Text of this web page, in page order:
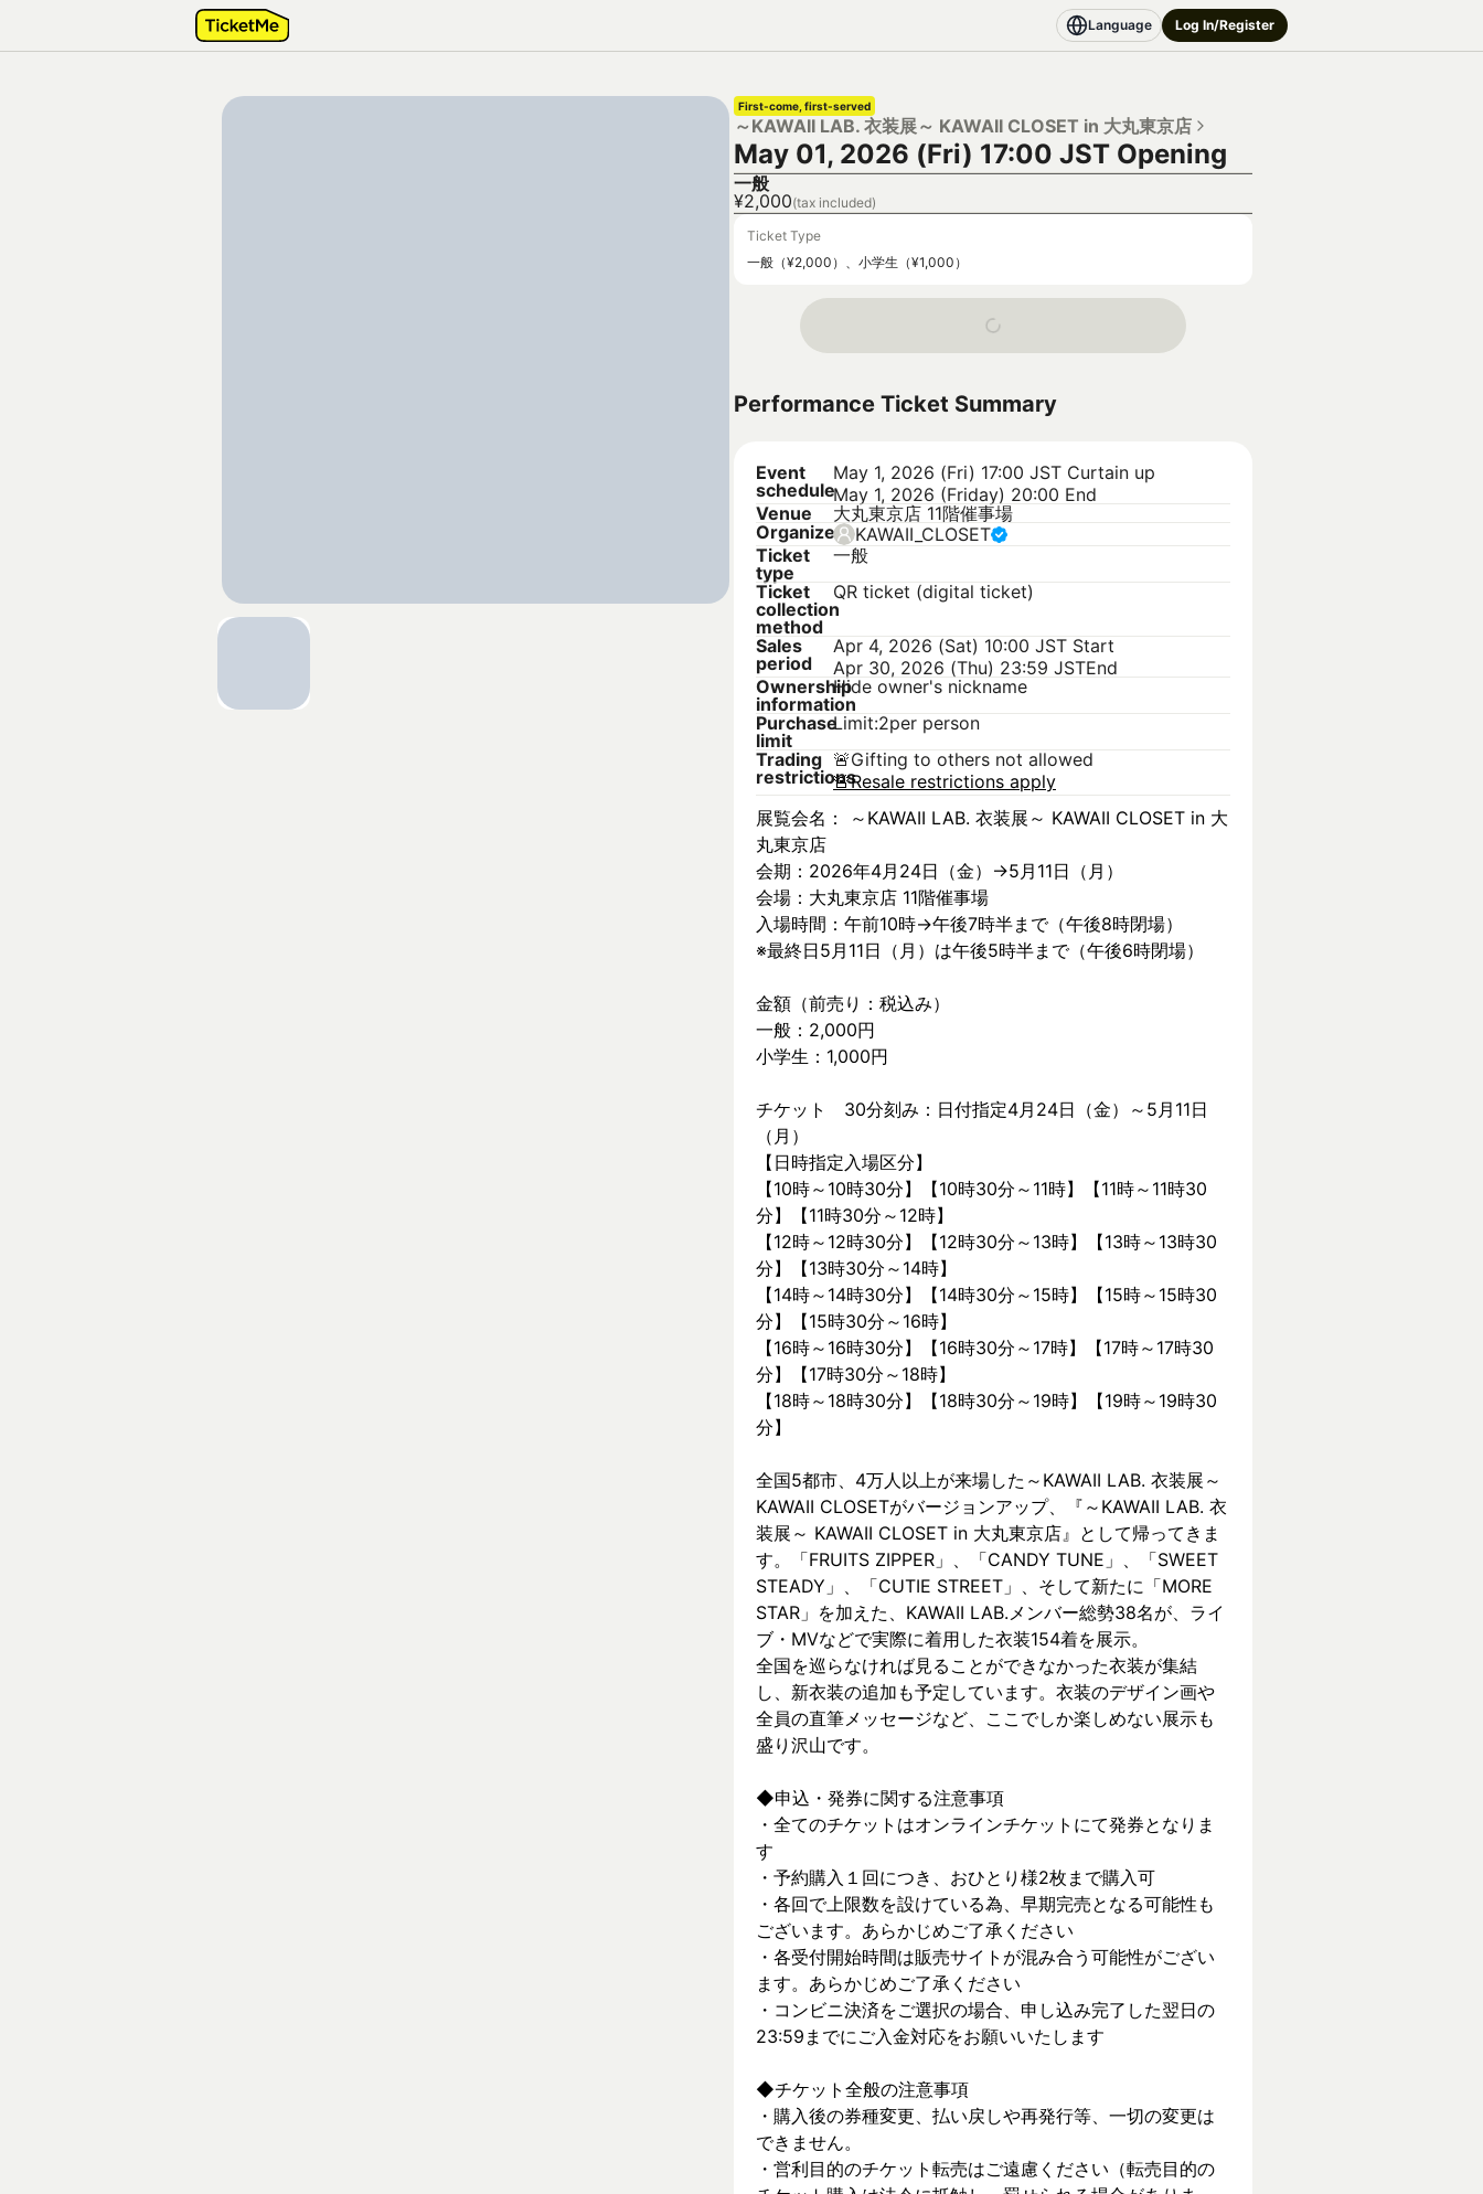
Language Log In/Register
First-come, first-served
～KAWAII LAB. 衣装展～ KAWAII CLOSET in 大丸東京店
May 01, 2026 (Fri) 17:00 JST Opening
一般
¥2,000(tax included)
Ticket Type
一般（¥2,000）、小学生（¥1,000）
Performance Ticket Summary
Event
schedule
May 1, 2026 (Fri) 17:00 JST Curtain up
May 1, 2026 (Friday) 20:00 End
Venue
大丸東京店 11階催事場
Organizer KAWAII_CLOSET
Ticket
type
一般
Ticket
collection
method
QR ticket (digital ticket)
Sales
period
Apr 4, 2026 (Sat) 10:00 JST Start
Apr 30, 2026 (Thu) 23:59 JSTEnd
Ownership
information
Hide owner's nickname
Purchase
limit
Limit:2per person
Trading
restrictions
🚨Gifting to others not allowed
🚨Resale restrictions apply
展覧会名： ～KAWAII LAB. 衣装展～ KAWAII CLOSET in 大
丸東京店
会期：2026年4月24日（金）→5月11日（月）
会場：大丸東京店 11階催事場
入場時間：午前10時→午後7時半まで（午後8時閉場）
※最終日5月11日（月）は午後5時半まで（午後6時閉場）
金額（前売り：税込み）
一般：2,000円
小学生：1,000円
チケット　30分刻み：日付指定4月24日（金）～5月11日
（月）
【日時指定入場区分】
【10時～10時30分】【10時30分～11時】【11時～11時30
分】【11時30分～12時】
【12時～12時30分】【12時30分～13時】【13時～13時30
分】【13時30分～14時】
【14時～14時30分】【14時30分～15時】【15時～15時30
分】【15時30分～16時】
【16時～16時30分】【16時30分～17時】【17時～17時30
分】【17時30分～18時】
【18時～18時30分】【18時30分～19時】【19時～19時30
分】
全国5都市、4万⼈以上が来場した～KAWAII LAB. 衣装展～
KAWAII CLOSETがバージョンアップ、『～KAWAII LAB. 衣
装展～ KAWAII CLOSET in 大丸東京店』として帰ってきま
す。「FRUITS ZIPPER」、「CANDY TUNE」、「SWEET
STEADY」、「CUTIE STREET」、そして新たに「MORE
STAR」を加えた、KAWAII LAB.メンバー総勢38名が、ライ
ブ・MVなどで実際に着⽤した衣装154着を展示。
全国を巡らなければ見ることができなかった衣装が集結
し、新⾐装の追加も予定しています。衣装のデザイン画や
全員の直筆メッセージなど、ここでしか楽しめない展示も
盛り沢山です。
◆申込・発券に関する注意事項
・全てのチケットはオンラインチケットにて発券となりま
す
・予約購入１回につき、おひとり様2枚まで購入可
・各回で上限数を設けている為、早期完売となる可能性も
ございます。あらかじめご了承ください
・各受付開始時間は販売サイトが混み合う可能性がござい
ます。あらかじめご了承ください
・コンビニ決済をご選択の場合、申し込み完了した翌日の
23:59までにご入金対応をお願いいたします
◆チケット全般の注意事項
・購入後の券種変更、払い戻しや再発行等、一切の変更は
できません。
・営利目的のチケット転売はご遠慮ください（転売目的の